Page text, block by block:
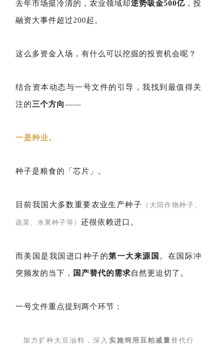
去年市场挺冷清的，农业领域却逆势吸金500亿 ，投
融资大事件超过200起。
这么多资金入场，有什么可以挖掘的投资机会呢？
结合资本动态与一号文件的引导，我找到最值得关
注的三个方向——
一是种业。
种子是粮食的「芯片」。
目前我国大多数重要农业生产种子 （大田作物种子、
蔬菜、水果种子等） 还很依赖进口。
而美国是我国进口种子的第一大来源国 。在国际冲
突频发的当下， 国产替代的需求自然更迫切了。
一号文件重点提到两个环节：
加力扩种大豆油料，深入 实施饲用豆粕减量 替代行